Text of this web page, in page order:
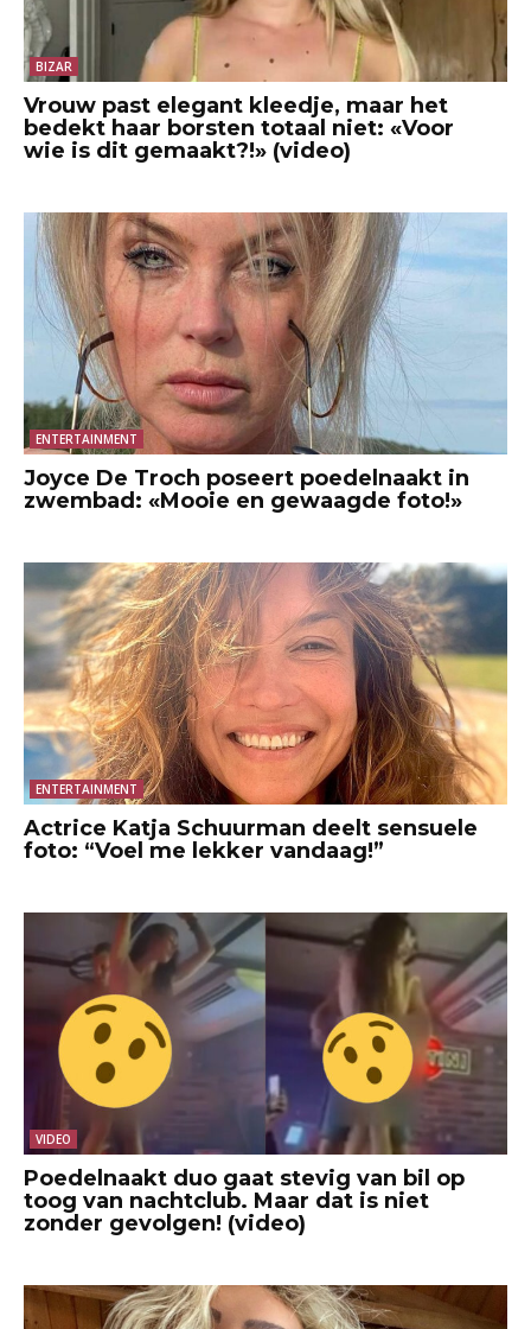
BIZAR
Vrouw past elegant kleedje, maar het
bedekt haar borsten totaal niet: «Voor
wie is dit gemaakt?!» (video)
ENTERTAINMENT
Joyce De Troch poseert poedelnaakt in
zwembad: «Mooie en gewaagde foto!»
ENTERTAINMENT
Actrice Katja Schuurman deelt sensuele
foto: “Voel me lekker vandaag!”
VIDEO
Poedelnaakt duo gaat stevig van bil op
toog van nachtclub. Maar dat is niet
zonder gevolgen! (video)